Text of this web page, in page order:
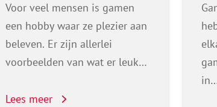
Voor veel mensen is gamen
een hobby waar ze plezier aan
beleven. Er zijn allerlei
voorbeelden van wat er leuk…
Lees meer